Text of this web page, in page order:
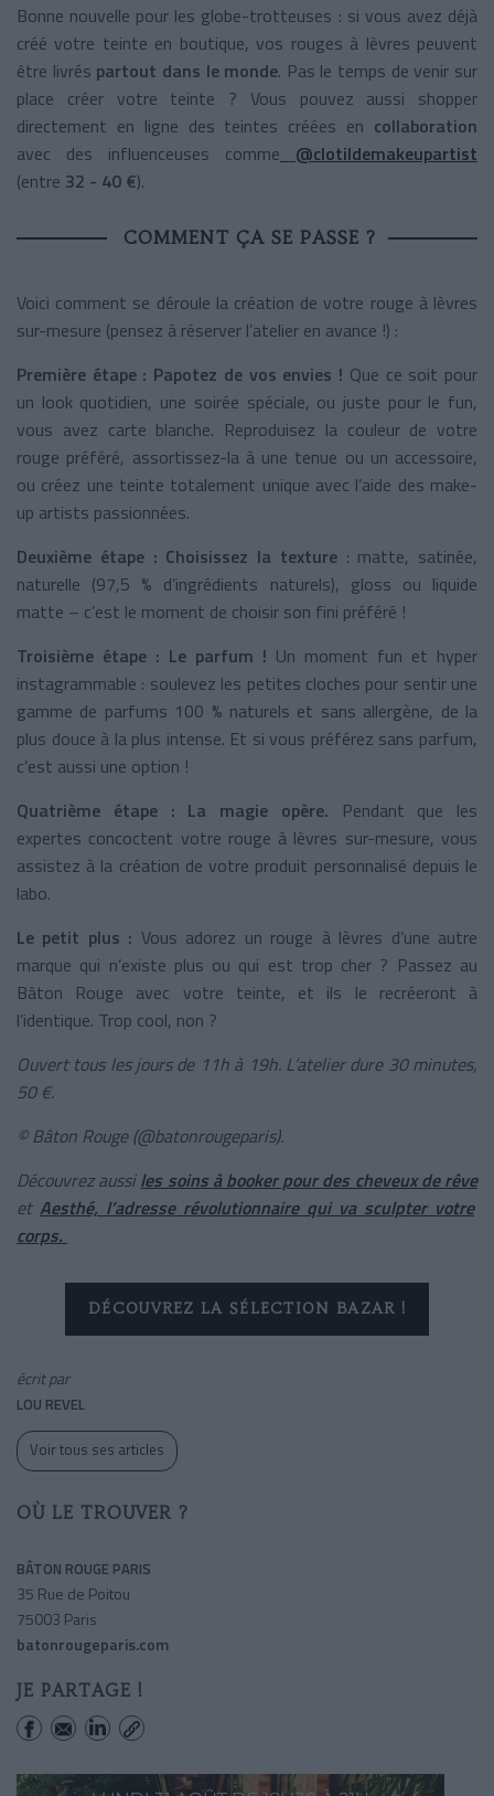
Bonne nouvelle pour les globe-trotteuses : si vous avez déjà
créé votre teinte en boutique, vos rouges à lèvres peuvent
être livrés partout dans le monde. Pas le temps de venir sur
place créer votre teinte ? Vous pouvez aussi shopper
directement en ligne des teintes créées en collaboration
avec des influenceuses comme @clotildemakeupartist
(entre 32 - 40 €).
COMMENT ÇA SE PASSE ?
Voici comment se déroule la création de votre rouge à lèvres
sur-mesure (pensez à réserver l’atelier en avance !) :
Première étape : Papotez de vos envies ! Que ce soit pour
un look quotidien, une soirée spéciale, ou juste pour le fun,
vous avez carte blanche. Reproduisez la couleur de votre
rouge préféré, assortissez-la à une tenue ou un accessoire,
ou créez une teinte totalement unique avec l’aide des make-
up artists passionnées.
Deuxième étape : Choisissez la texture : matte, satinée,
naturelle (97,5 % d’ingrédients naturels), gloss ou liquide
matte – c’est le moment de choisir son fini préféré !
Troisième étape : Le parfum ! Un moment fun et hyper
instagrammable : soulevez les petites cloches pour sentir une
gamme de parfums 100 % naturels et sans allergène, de la
plus douce à la plus intense. Et si vous préférez sans parfum,
c’est aussi une option !
Quatrième étape : La magie opère. Pendant que les
expertes concoctent votre rouge à lèvres sur-mesure, vous
assistez à la création de votre produit personnalisé depuis le
labo.
Le petit plus : Vous adorez un rouge à lèvres d’une autre
marque qui n’existe plus ou qui est trop cher ? Passez au
Bâton Rouge avec votre teinte, et ils le recréeront à
l’identique. Trop cool, non ?
Ouvert tous les jours de 11h à 19h. L’atelier dure 30 minutes,
50 €.
© Bâton Rouge (@batonrougeparis).
Découvrez aussiles soins à booker pour des cheveux de rêve
et Aesthé, l’adresse révolutionnaire qui va sculpter votre
corps.
DÉCOUVREZ LA SÉLECTION BAZAR !
écrit par
LOU REVEL
Voir tous ses articles
OÙ LE TROUVER ?
BÂTON ROUGE PARIS
35 Rue de Poitou
75003 Paris
batonrougeparis.com
JE PARTAGE !